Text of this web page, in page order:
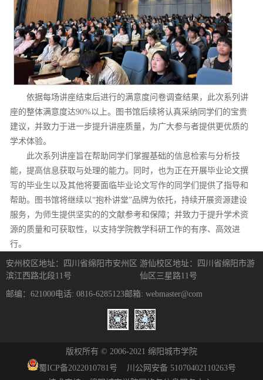
依据每场讲座结束后进行的满意度问卷调查结果，此次系列讲
座的整体满意度达90%以上。图书馆后续将认真采纳同学们的宝贵
建议，并致力于进一步提升讲座质量，为广大参与者提供更优质的
学术体验。
此次系列讲座旨在帮助同学们掌握基础的信息检索与分析技
能，提高信息获取与处理的能力。同时，也为正在开展毕业论文撰
写的毕业生以及其他将要面临毕业论文写作的同学们提供了指导和
帮助。图书馆将继续以“抱朴讲堂”品牌为依托，持续开展资源建设
服务，为师生提供坚实的的文献参考和保障；并致力于提升学术资
源的质量和可获取性，以支持学院教学科研工作的有序、高效进
行。
安州校区地址：四川省绵阳市安州区
滨江西路北段11号
游仙校区地址：四川省绵阳市游
仙区三星路11号
邮编：621000电话: 0816-6285123邮箱: webmaster@com
版权所有 © 2006-2021 绵阳城市学院
蜀ICP备2022010781 号 川公网安备 51070402110263号